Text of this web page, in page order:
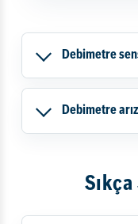
Debimetre
Debimetre